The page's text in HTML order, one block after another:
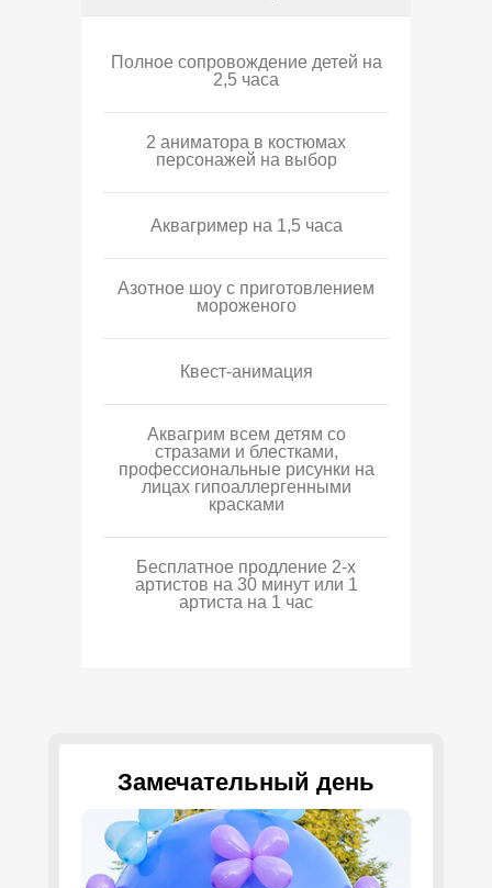
Полное сопровождение детей на
2,5 часа
2 аниматора в костюмах
персонажей на выбор
Аквагример на 1,5 часа
Азотное шоу с приготовлением
мороженого
Квест-анимация
Аквагрим всем детям со
стразами и блестками,
профессиональные рисунки на
лицах гипоаллергенными
красками
Бесплатное продление 2-х
артистов на 30 минут или 1
артиста на 1 час
Замечательный день